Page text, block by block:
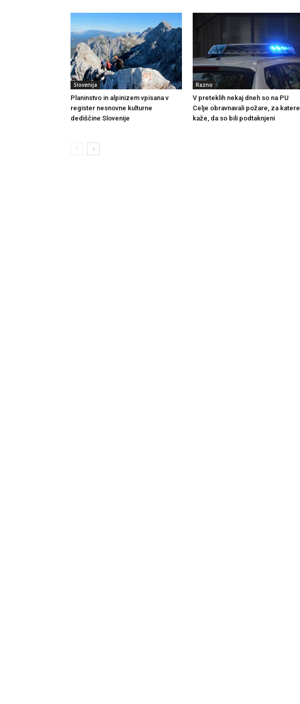
Slovenija
Planinstvo in alpinizem vpisana v
register nesnovne kulturne
dediščine Slovenije
Razno
V preteklih nekaj dneh so na PU
Celje obravnavali požare, za katere
kaže, da so bili podtaknjeni